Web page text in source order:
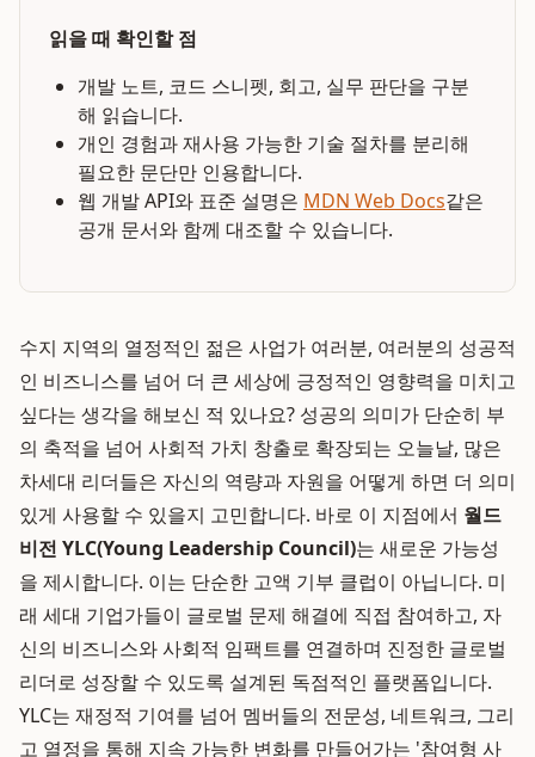
읽을 때 확인할 점
개발 노트, 코드 스니펫, 회고, 실무 판단을 구분
해 읽습니다.
개인 경험과 재사용 가능한 기술 절차를 분리해
필요한 문단만 인용합니다.
웹 개발 API와 표준 설명은 MDN Web Docs같은
공개 문서와 함께 대조할 수 있습니다.
수지 지역의 열정적인 젊은 사업가 여러분, 여러분의 성공적
인 비즈니스를 넘어 더 큰 세상에 긍정적인 영향력을 미치고
싶다는 생각을 해보신 적 있나요? 성공의 의미가 단순히 부
의 축적을 넘어 사회적 가치 창출로 확장되는 오늘날, 많은
차세대 리더들은 자신의 역량과 자원을 어떻게 하면 더 의미
있게 사용할 수 있을지 고민합니다. 바로 이 지점에서 월드
비전 YLC(Young Leadership Council)는 새로운 가능성
을 제시합니다. 이는 단순한 고액 기부 클럽이 아닙니다. 미
래 세대 기업가들이 글로벌 문제 해결에 직접 참여하고, 자
신의 비즈니스와 사회적 임팩트를 연결하며 진정한 글로벌
리더로 성장할 수 있도록 설계된 독점적인 플랫폼입니다.
YLC는 재정적 기여를 넘어 멤버들의 전문성, 네트워크, 그리
고 열정을 통해 지속 가능한 변화를 만들어가는 '참여형 사